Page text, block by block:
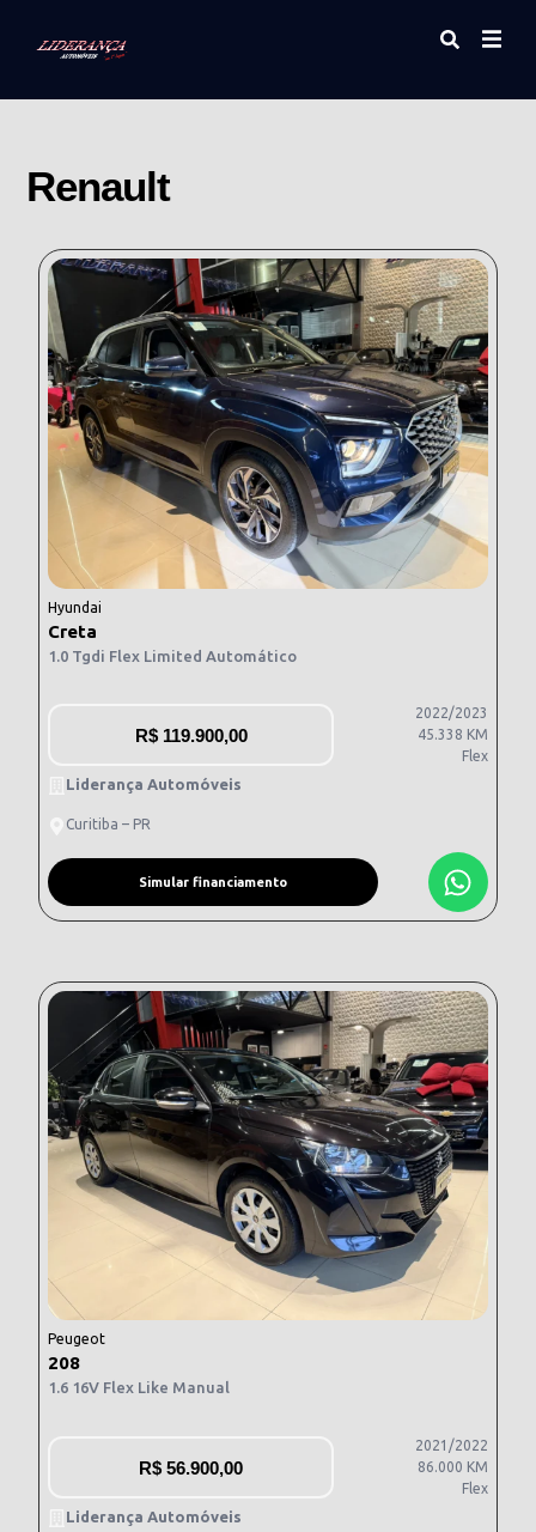
Renault
Hyundai
Creta
1.0 Tgdi Flex Limited Automático
R$119.900,00
2022/2023
45.338 KM
Flex
Liderança Automóveis
Curitiba – PR
Simular financiamento
Peugeot
208
1.6 16V Flex Like Manual
R$ 56.900,00
2021/2022
86.000 KM
Flex
Liderança Automóveis